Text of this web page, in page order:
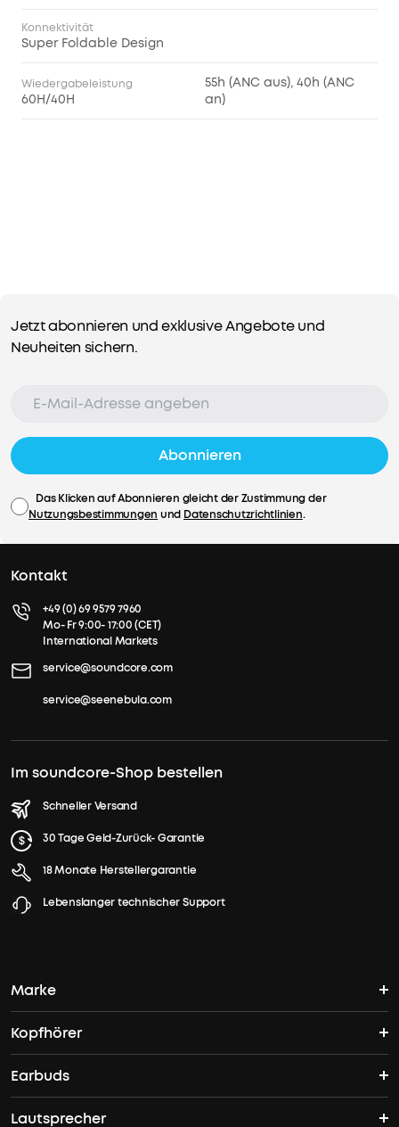
Konnektivität
Super Foldable Design
Wiedergabeleistung
60H/40H
55h (ANC aus), 40h (ANC
an)
Jetzt abonnieren und exklusive Angebote und
Neuheiten sichern.
Abonnieren
Das Klicken auf Abonnieren gleicht der Zustimmung der
Nutzungsbestimmungen und Datenschutzrichtlinien.
Kontakt
+49 (0) 69 9579 7960
Mo- Fr 9:00- 17:00 (CET)
International Markets
service@soundcore.com
service@seenebula.com
Im soundcore-Shop bestellen
Schneller Versand
30 Tage Geld-Zurück- Garantie
18 Monate Herstellergarantie
Lebenslanger technischer Support
Marke
soundcores Geschichte
Wo finde ich soundcore?
Kopfhörer
Bluetooth Kopfhörer
ANC Kopfhörer
Earbuds
TWS Earbuds
Lautsprecher